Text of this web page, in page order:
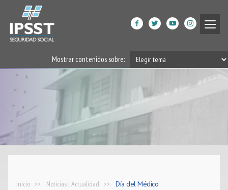
Institucional
Acción Social
DPGRM Centro de Calidad
de Vida
Horarios
Mostrar contenidos sobre:
Inicio Noticias | Actualidad Día del Médico